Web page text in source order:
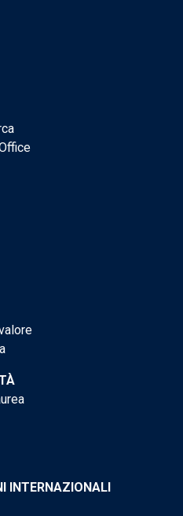
INTERNAZIONALI